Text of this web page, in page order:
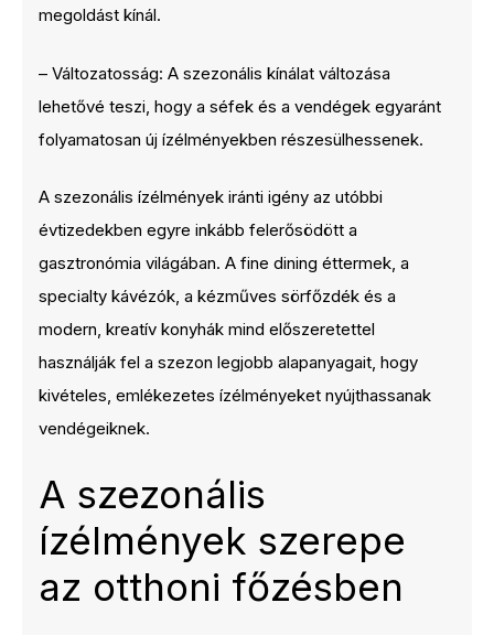
megoldást kínál.
– Változatosság: A szezonális kínálat változása
lehetővé teszi, hogy a séfek és a vendégek egyaránt
folyamatosan új ízélményekben részesülhessenek.
A szezonális ízélmények iránti igény az utóbbi
évtizedekben egyre inkább felerősödött a
gasztronómia világában. A fine dining éttermek, a
specialty kávézók, a kézműves sörfőzdék és a
modern, kreatív konyhák mind előszeretettel
használják fel a szezon legjobb alapanyagait, hogy
kivételes, emlékezetes ízélményeket nyújthassanak
vendégeiknek.
A szezonális
ízélmények szerepe
az otthoni főzésben